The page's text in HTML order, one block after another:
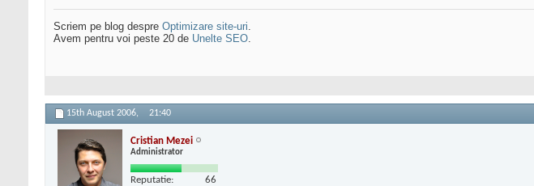
Scriem pe blog despre Optimizare site-uri.
Avem pentru voi peste 20 de Unelte SEO.
15th August 2006, 21:40
Cristian Mezei
Administrator
Reputatie: 66